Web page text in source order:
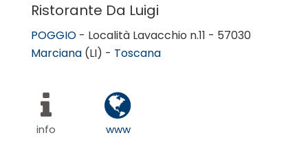
Ristorante Da Luigi
POGGIO - Località Lavacchio n.11 - 57030
Marciana (LI) - Toscana
info www